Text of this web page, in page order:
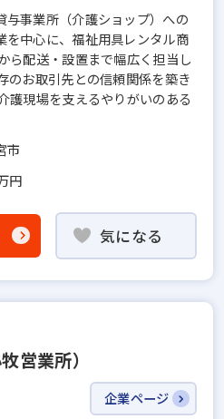
与事業所（介護ショップ）への
を中心に、福祉用具レンタル商
ら配送・設置まで幅広く担当し
のお取引先との信頼関係を築き
護現場を支えるやりがいのある
市
円
気になる
営業所）
企業ページ